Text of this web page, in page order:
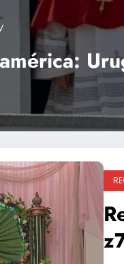
Noticias
El
Leer más